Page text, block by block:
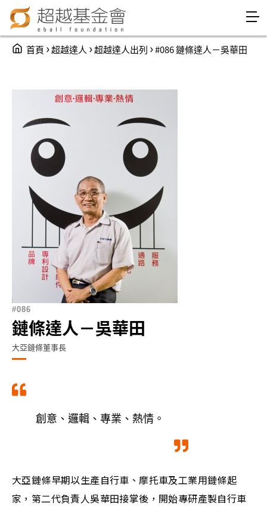
Jump to Navigation
Jump to Main content
You are here
首頁 ›超越達人 ›超越達人出列 ›#086 鏈條達人－吳華田
086
鏈條達人－吳華田
大亞鏈條董事長
創意、邏輯、專業、熱情。
大亞鏈條早期以生產自行車、摩托車及工業用鏈條起
家，第二代負責人吳華田接掌後，開始專研產製自行車